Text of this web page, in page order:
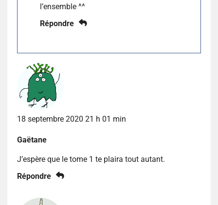
l’ensemble ^^
Répondre
18 septembre 2020 21 h 01 min
Gaëtane
J’espère que le tome 1 te plaira tout autant.
Répondre